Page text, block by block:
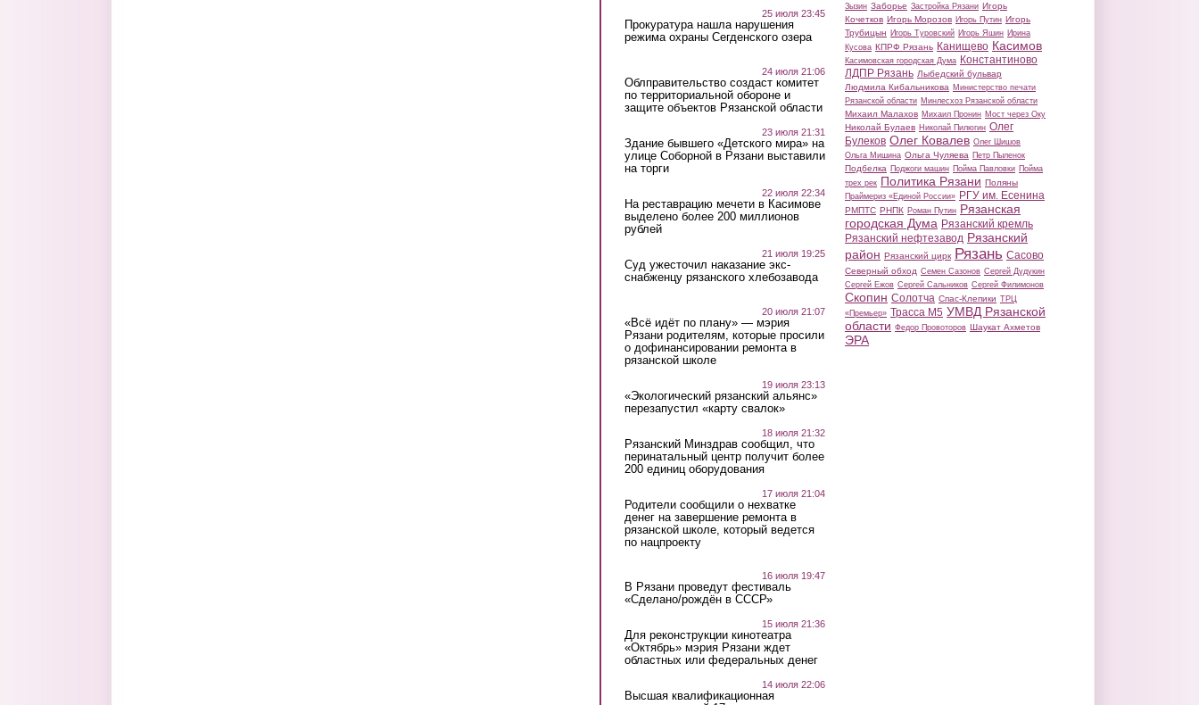
25 июля 23:45
Прокуратура нашла нарушения
режима охраны Сегденского озера
24 июля 21:06
Облправительство создаст комитет
по территориальной обороне и
защите объектов Рязанской области
23 июля 21:31
Здание бывшего «Детского мира» на
улице Соборной в Рязани выставили
на торги
22 июля 22:34
На реставрацию мечети в Касимове
выделено более 200 миллионов
рублей
21 июля 19:25
Суд ужесточил наказание экс-
снабженцу рязанского хлебозавода
20 июля 21:07
«Всё идёт по плану» — мэрия
Рязани родителям, которые просили
о дофинансировании ремонта в
рязанской школе
19 июля 23:13
«Экологический рязанский альянс»
перезапустил «карту свалок»
18 июля 21:32
Рязанский Минздрав сообщил, что
перинатальный центр получит более
200 единиц оборудования
17 июля 21:04
Родители сообщили о нехватке
денег на завершение ремонта в
рязанской школе, который ведется
по нацпроекту
16 июля 19:47
В Рязани проведут фестиваль
«Сделано/рождён в СССР»
15 июля 21:36
Для реконструкции кинотеатра
«Октябрь» мэрия Рязани ждет
областных или федеральных денег
14 июля 22:06
Высшая квалификационная
Зызин Заборье Застройка Рязани Игорь
Кочетков Игорь Морозов Игорь Путин Игорь
Трубицын Игорь Туровский Игорь Яшин Ирина
Кусова КПРФ Рязань Канищево Касимов
Касимовская городская Дума Константиново
ЛДПР Рязань Лыбедский бульвар
Людмила Кибальникова Министерство печати
Рязанской области Минлесхоз Рязанской области
Михаил Малахов Михаил Пронин Мост через Оку
Николай Булаев Николай Пилюгин Олег
Булеков Олег Ковалев Олег Шишов
Ольга Мишина Ольга Чуляева Петр Пыленок
Подбелка Поджоги машин Пойма Павловки Пойма
трех рек Политика Рязани Поляны
Праймериз «Единой России» РГУ им. Есенина
РМПТС РНПК Роман Путин Рязанская
городская Дума Рязанский кремль
Рязанский нефтезавод Рязанский
район Рязанский цирк Рязань Сасово
Северный обход Семен Сазонов Сергей Дудукин
Сергей Ежов Сергей Сальников Сергей Филимонов
Скопин Солотча Спас-Клепики ТРЦ
«Премьер» Трасса М5 УМВД Рязанской
области Федор Провоторов Шаукат Ахметов
ЭРА